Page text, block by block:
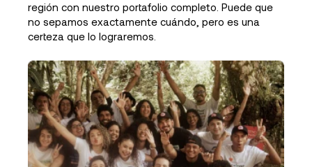
región con nuestro portafolio completo. Puede que
no sepamos exactamente cuándo, pero es una
certeza que lo lograremos.